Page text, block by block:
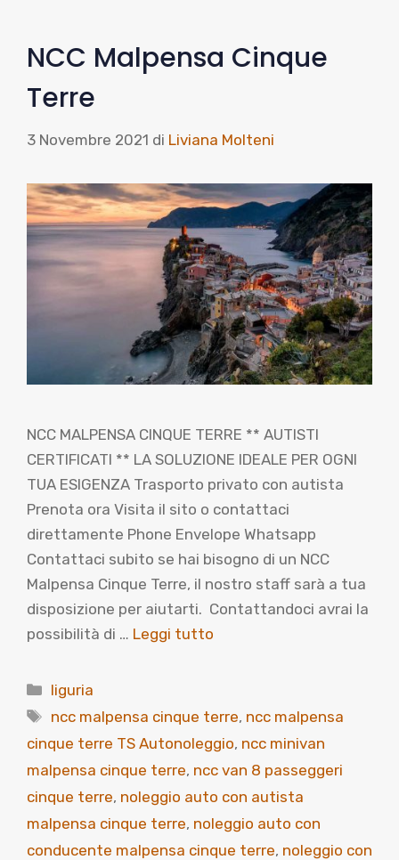
NCC Malpensa Cinque
Terre
3 Novembre 2021 di Liviana Molteni
NCC MALPENSA CINQUE TERRE ** AUTISTI
CERTIFICATI ** LA SOLUZIONE IDEALE PER OGNI
TUA ESIGENZA Trasporto privato con autista
Prenota ora Visita il sito o contattaci
direttamente Phone Envelope Whatsapp
Contattaci subito se hai bisogno di un NCC
Malpensa Cinque Terre, il nostro staff sarà a tua
disposizione per aiutarti. Contattandoci avrai la
possibilità di … Leggi tutto
Categorie
liguria
Tag
ncc malpensa cinque terre, ncc malpensa
cinque terre TS Autonoleggio, ncc minivan
malpensa cinque terre, ncc van 8 passeggeri
cinque terre, noleggio auto con autista
malpensa cinque terre, noleggio auto con
conducente malpensa cinque terre, noleggio con